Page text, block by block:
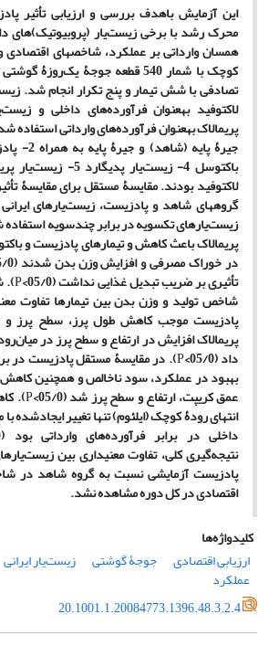
این آزمایش باهدف بررسی‌ و ارزیابی تأثیر
محرک رشد با برخی زیست‌یار (پروبیوتیک)‏های
همسان وارداتی بر عملکرد، شاخص‏های اقتصادی
کوچک با شمار 540 قطعه جوجۀ
تصادفی با شش تیمار و پنج تکرار انجام شد.
لاکتوفید به‏عنوان فرآورده‌های داخلی و
لاکتوفید بودند. مقایسۀ مستقل برای مقایسۀ
گروه‏های شاهد و پادزیست، زیست‌یار‏های ایرانی
زیست‌یار‏های تک‏سویه در برابر چندسویه
پریمالاک باعث کاهش و تیمارهای پادزیست و
در خوراک مصرفی و افزایش وزن بدن شدند (05/0
تأثیری بر ضریب تبدیل غذایی نداشت (05/0 >
P
).
شاخص تولید و وزن بدن بین تیمارها تفاوت
پادزیست موجب کاهش طول پرز، سطح پرز
پریمالاک افزایش در ارتفاع و سطح پرز در
داد (05/0 >
P). در مقایسۀ مستقل پادزیست در
بهبود در عملکرد، سود ناخالص و همچنین
عمق کریپت، ارتفاع و سطح پرز شد (05/0 >
P
).
انتهای رودۀ کوچک (ایلئوم) تنها تغییر
داخلی در برابر فرآورده‌های وارداتی بود (05/0
نتیجه‌گیری کلی، تفاوت معنی‏داری بین
پادزیست آزمایشی نسبت به گروه شاهد در
اقتصادی در کل دوره مشاهده نشد.
کلیدواژه‌ها
ارزیابی اقتصادی
جوجۀ گوشتی زیست‌یار ایرانی
عملکرد
20.1001.1.20084773.1396.48.3.2.4